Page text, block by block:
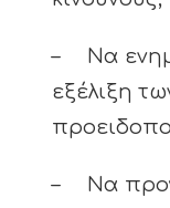
– Να
εξέλιξη
– Να